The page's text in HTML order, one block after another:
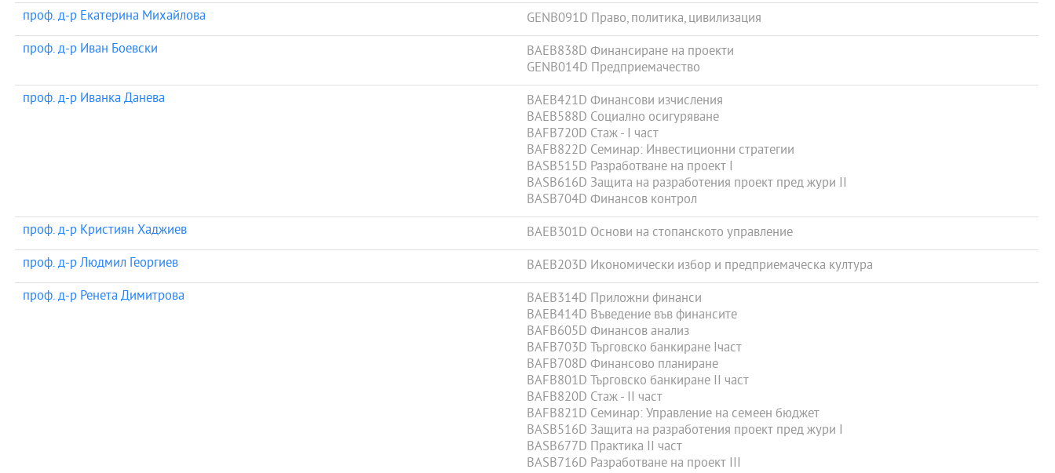
проф. д-р Екатерина Михайлова
GENB091D Право, политика, цивилизация
проф. д-р Иван Боевски
BAEB838D Финансиране на проекти
GENB014D Предприемачество
проф. д-р Иванка Данева
BAEB421D Финансови изчисления
BAEB588D Социално осигуряване
BAFB720D Стаж - I част
BAFB822D Семинар: Инвестиционни стратегии
BASB515D Разработване на проект I
BASB616D Защита на разработения проект пред жури II
BASB704D Финансов контрол
проф. д-р Кристиян Хаджиев
BAEB301D Основи на стопанското управление
проф. д-р Людмил Георгиев
BAEB203D Икономически избор и предприемаческа култура
проф. д-р Ренета Димитрова
BAEB314D Приложни финанси
BAEB414D Въведение във финансите
BAFB605D Финансов анализ
BAFB703D Търговско банкиране Iчаст
BAFB708D Финансово планиране
BAFB801D Търговско банкиране II част
BAFB820D Стаж - II част
BAFB821D Семинар: Управление на семеен бюджет
BASB516D Защита на разработения проект пред жури I
BASB677D Практика II част
BASB716D Разработване на проект III